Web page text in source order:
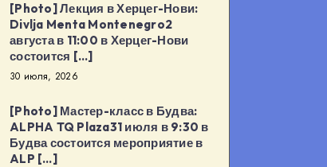
[Photo] Лекция в Херцег-Нови:
Divlja Menta Montenegro2
августа в 11:00 в Херцег-Нови
состоится […]
30 июля, 2026
[Photo] Мастер-класс в Будва:
ALPHA TQ Plaza31 июля в 9:30 в
Будва состоится мероприятие в
ALP […]